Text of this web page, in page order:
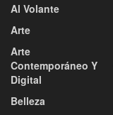
Al Volante
Arte
Arte
Contemporáneo Y
Digital
Belleza